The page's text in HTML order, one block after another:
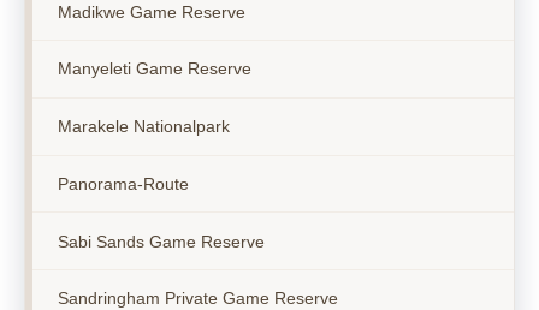
Madikwe Game Reserve
Manyeleti Game Reserve
Marakele Nationalpark
Panorama-Route
Sabi Sands Game Reserve
Sandringham Private Game Reserve